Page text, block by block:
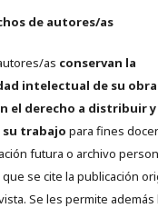
de autores/as
as conservan la
intelectual de su obra
el derecho a distribuir y
trabajo para fines
futura o archivo
se cite la publicación
Se les permite además